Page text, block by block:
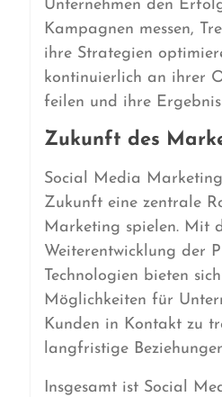
Unternehmen den
Kampagnen messen,
ihre Strategien
kontinuierlich an ihrer
feilen und ihre
Zukunft des
Social Media
Zukunft eine zentrale
Marketing spielen. Mit
Weiterentwicklung der
Technologien bieten
Möglichkeiten für
Kunden in Kontakt zu
langfristige
Insgesamt ist Social